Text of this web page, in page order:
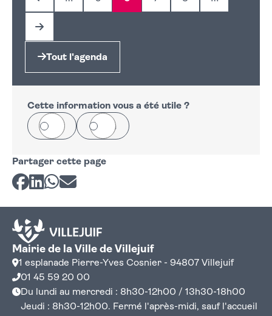
Page précédente
Page Page Page Page
Page suivante
Tout l'agenda
Cette information vous a été utile ?
Oui Non
Partager cette page
Partager sur Facebook
Partager sur LinkedIn
Partager sur Whatsapp
Partager par courriel
Mairie de la Ville de Villejuif
1 esplanade Pierre-Yves Cosnier - 94807 Villejuif
01 45 59 20 00
Du lundi au mercredi : 8h30-12h00 / 13h30-18h00
Jeudi : 8h30-12h00. Fermé l'après-midi, sauf l'accueil